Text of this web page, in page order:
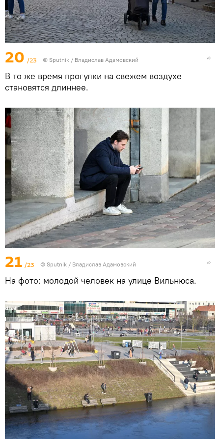
20 /23 © Sputnik / Владислав Адамовский
В то же время прогулки на свежем воздухе
становятся длиннее.
21 /23 © Sputnik / Владислав Адамовский
На фото: молодой человек на улице Вильнюса.